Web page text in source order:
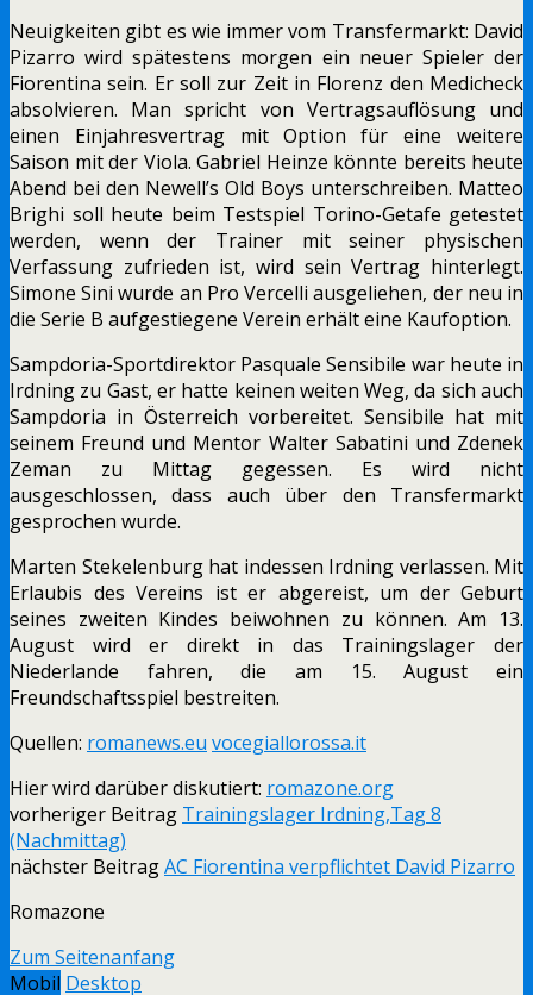
Neuigkeiten gibt es wie immer vom Transfermarkt: David
Pizarro wird spätestens morgen ein neuer Spieler der
Fiorentina sein. Er soll zur Zeit in Florenz den Medicheck
absolvieren. Man spricht von Vertragsauflösung und
einen Einjahresvertrag mit Option für eine weitere
Saison mit der Viola. Gabriel Heinze könnte bereits heute
Abend bei den Newell’s Old Boys unterschreiben. Matteo
Brighi soll heute beim Testspiel Torino-Getafe getestet
werden, wenn der Trainer mit seiner physischen
Verfassung zufrieden ist, wird sein Vertrag hinterlegt.
Simone Sini wurde an Pro Vercelli ausgeliehen, der neu in
die Serie B aufgestiegene Verein erhält eine Kaufoption.
Sampdoria-Sportdirektor Pasquale Sensibile war heute in
Irdning zu Gast, er hatte keinen weiten Weg, da sich auch
Sampdoria in Österreich vorbereitet. Sensibile hat mit
seinem Freund und Mentor Walter Sabatini und Zdenek
Zeman zu Mittag gegessen. Es wird nicht
ausgeschlossen, dass auch über den Transfermarkt
gesprochen wurde.
Marten Stekelenburg hat indessen Irdning verlassen. Mit
Erlaubis des Vereins ist er abgereist, um der Geburt
seines zweiten Kindes beiwohnen zu können. Am 13.
August wird er direkt in das Trainingslager der
Niederlande fahren, die am 15. August ein
Freundschaftsspiel bestreiten.
Quellen: romanews.eu vocegiallorossa.it
Hier wird darüber diskutiert: romazone.org
vorheriger Beitrag Trainingslager Irdning,Tag 8
(Nachmittag)
nächster BeitragAC Fiorentina verpflichtet David Pizarro
Romazone
Zum Seitenanfang
Mobil Desktop